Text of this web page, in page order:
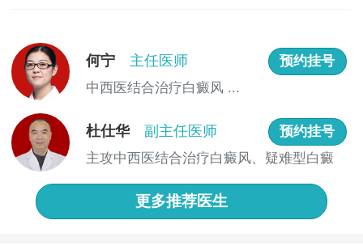
白斑边缘模糊、发晕，原本清晰的边界变虚化，像
晕开一样，代表进入进展期；局部偶尔发痒、发热，无
蚊虫叮咬却莫名瘙痒，是免疫活跃、即将扩散的信号；
周边长出细碎小白点，主白斑周围出现卫星状小点，是
大面积扩散的前兆。出现以上任意一种情况，立刻加强
防护、规范治疗，避免小面积白斑拖成大片顽固白斑。
南宁白癜风专科医院排名-南宁西京白癜风医院-胳
膊上的白癜风该怎么才能不被恶化？胳膊上的白癜风，
何宁 主任医师
预约挂号
中西医结合治疗白癜风 ...
杜仕华 副主任医师
预约挂号
主攻中西医结合治疗白癜风、疑难型白癜
更多推荐医生